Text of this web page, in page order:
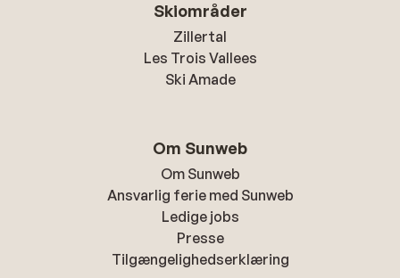
Skiområder
Zillertal
Les Trois Vallees
Ski Amade
Om Sunweb
Om Sunweb
Ansvarlig ferie med Sunweb
Ledige jobs
Presse
Tilgængelighedserklæring